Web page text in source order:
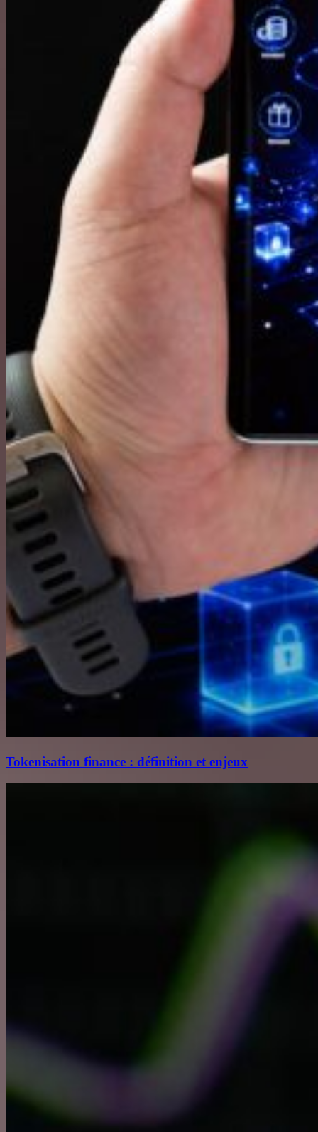
Tokenisation finance : définition et enjeux